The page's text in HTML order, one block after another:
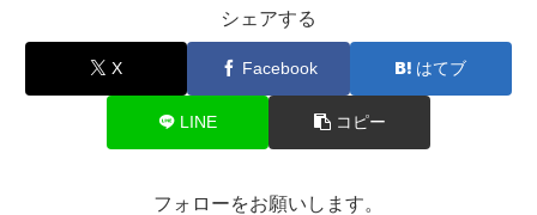
シェアする
X Facebook はてブ
LINE コピー
フォローをお願いします。